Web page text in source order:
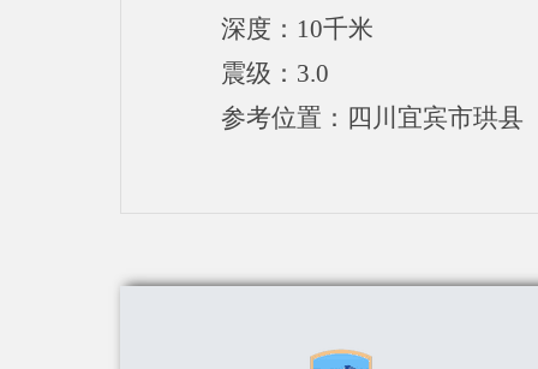
深度：10千米
震级：3.0
参考位置：四川宜宾市珙县